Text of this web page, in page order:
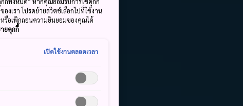
งเรา โปรดย้ายสวิตช์เลือกไปที่ใช้งาน
รือเพิกถอนความยินยอมของคุณได้
ยคุกกี้
เปิดใช้งานตลอดเวลา